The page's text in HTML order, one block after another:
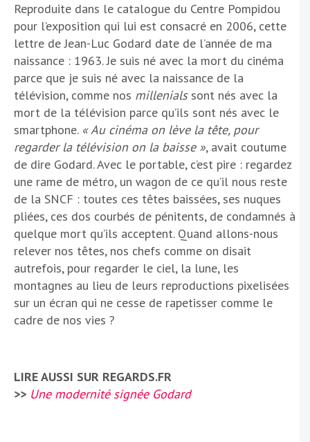
Reproduite dans le catalogue du Centre Pompidou
pour l’exposition qui lui est consacré en 2006, cette
lettre de Jean-Luc Godard date de l’année de ma
naissance : 1963. Je suis né avec la mort du cinéma
parce que je suis né avec la naissance de la
télévision, comme nos millenialssont nés avec la
mort de la télévision parce qu’ils sont nés avec le
smartphone. « Au cinéma on lève la tête, pour
regarder la télévision on la baisse », avait coutume
de dire Godard. Avec le portable, c’est pire : regardez
une rame de métro, un wagon de ce qu’il nous reste
de la SNCF : toutes ces têtes baissées, ses nuques
pliées, ces dos courbés de pénitents, de condamnés à
quelque mort qu’ils acceptent. Quand allons-nous
relever nos têtes, nos chefs comme on disait
autrefois, pour regarder le ciel, la lune, les
montagnes au lieu de leurs reproductions pixelisées
sur un écran qui ne cesse de rapetisser comme le
cadre de nos vies ?
LIRE AUSSI SUR REGARDS.FR
>> Une modernité signée Godard